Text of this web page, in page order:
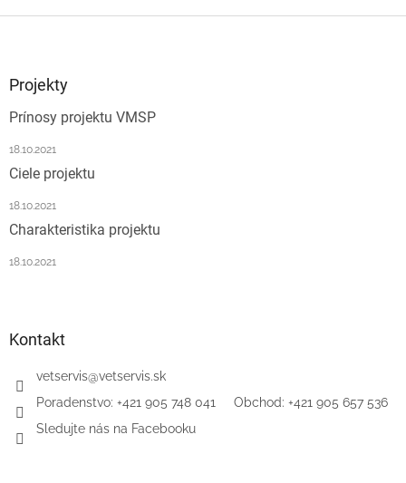
v
Projekty
Prínosy projektu VMSP
18.10.2021
Ciele projektu
18.10.2021
Charakteristika projektu
18.10.2021
Kontakt
vetservis@vetservis.sk
‎Poradenstvo: +421 905 748 041‏‏‎ ‎‏‏‎ ‎‏‏‎ ‎‏‏‎ ‎ Obchod: +421 905 657 536
Sledujte nás na Facebooku